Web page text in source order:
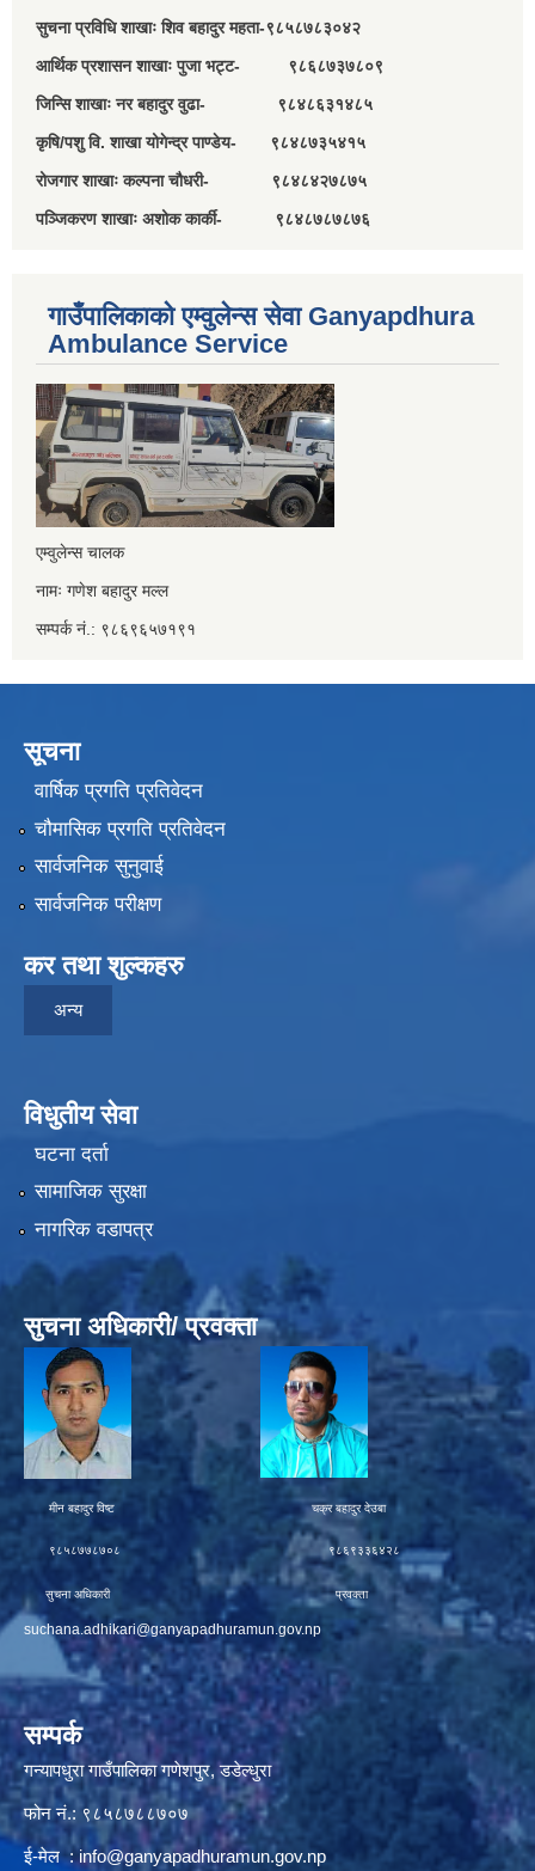
सुचना प्रविधि शाखाः शिव बहादुर महता-९८५८७८३०४२
आर्थिक प्रशासन शाखाः पुजा भट्ट- ९८६८७३७८०९
जिन्सि शाखाः नर बहादुर वुढा- ९८४८६३१४८५
कृषि/पशु वि. शाखा योगेन्द्र पाण्डेय- ९८४८७३५४१५
रोजगार शाखाः कल्पना चौधरी- ९८४८४२७८७५
पञ्जिकरण शाखाः अशोक कार्की- ९८४८७८७८७६
गाउँपालिकाको एम्वुलेन्स सेवा Ganyapdhura
Ambulance Service
एम्वुलेन्स चालक
नामः गणेश बहादुर मल्ल
सम्पर्क नं.: ९८६९६५७१९१
सूचना
वार्षिक प्रगति प्रतिवेदन
चौमासिक प्रगति प्रतिवेदन
सार्वजनिक सुनुवाई
सार्वजनिक परीक्षण
कर तथा शुल्कहरु
अन्य
विधुतीय सेवा
घटना दर्ता
सामाजिक सुरक्षा
नागरिक वडापत्र
सुचना अधिकारी/ प्रवक्ता
मीन बहादुर विष्ट चक्र बहादुर देउबा
९८५८७७८७०८ ९८६९३३६४२८
सुचना अधिकारी प्रवक्ता
suchana.adhikari@ganyapadhuramun.gov.np
सम्पर्क
गन्यापधुरा गाउँपालिका गणेशपुर, डडेल्धुरा
फोन नं.: ९८५८७८८७०७
ई-मेल :info@ganyapadhuramun.gov.np